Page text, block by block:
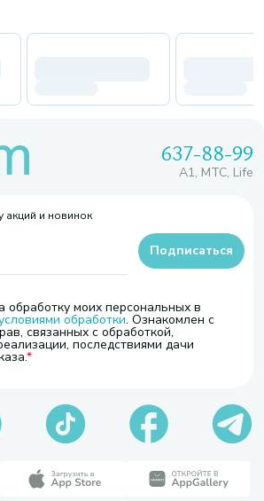
637-88-99
A1, МТС, Life
акций и новинок
обработку моих персональных в
обработки. Ознакомлен с
связанных с обработкой,
последствиями дачи
Подписаться